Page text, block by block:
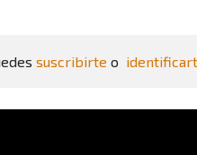
suscribirte o